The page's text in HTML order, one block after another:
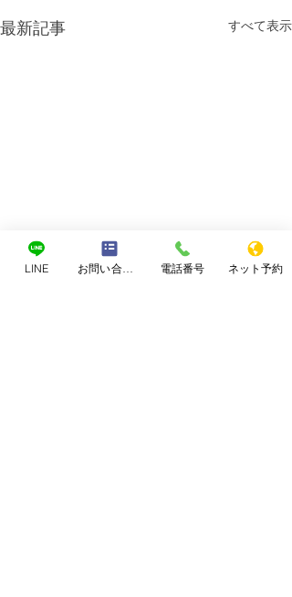
最新記事 すべて表示
LINE お問い合わせフォーム 電話番号 ネット予約